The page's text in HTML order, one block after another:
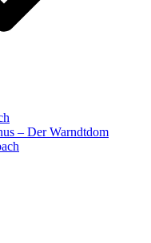
– Der Warndtdom